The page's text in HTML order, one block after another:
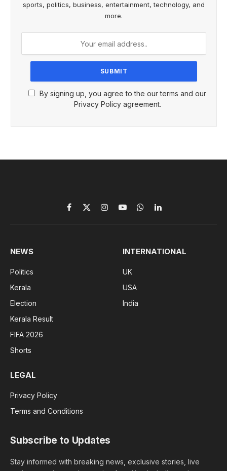
sports, politics, business, entertainment, technology, and
more.
By signing up, you agree to the our terms and our
Privacy Policy agreement.
Facebook
X
(Twitter)
InstagramYouTubeWhatsAppLinkedIn
NEWS
Politics
Kerala
Election
Kerala Result
FIFA 2026
Shorts
INTERNATIONAL
UK
USA
India
LEGAL
Privacy Policy
Terms and Conditions
Subscribe to Updates
Stay informed with breaking news, exclusive stories, live